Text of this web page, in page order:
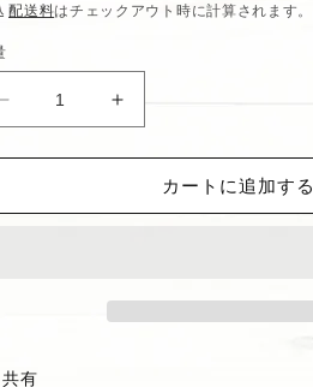
配送料はチェックアウト時に計算されます。
の
ハ
カートに追加する
共有